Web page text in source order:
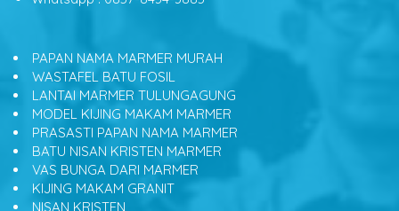
PAPAN NAMA MARMER MURAH
WASTAFEL BATU FOSIL
LANTAI MARMER TULUNGAGUNG
MODEL KIJING MAKAM MARMER
PRASASTI PAPAN NAMA MARMER
BATU NISAN KRISTEN MARMER
VAS BUNGA DARI MARMER
KIJING MAKAM GRANIT
NISAN KRISTEN